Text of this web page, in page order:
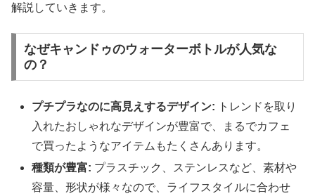
解説していきます。
なぜキャンドゥのウォーターボトルが人気な
の？
プチプラなのに高見えするデザイン: トレンドを取り
入れたおしゃれなデザインが豊富で、まるでカフェ
で買ったようなアイテムもたくさんあります。
種類が豊富: プラスチック、ステンレスなど、素材や
容量、形状が様々なので、ライフスタイルに合わせ